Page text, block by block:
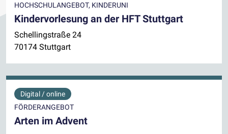
HOCHSCHULANGEBOT, KINDERUNI
Kindervorlesung an der HFT Stuttgart
Schellingstraße 24
70174 Stuttgart
Digital / online
FÖRDERANGEBOT
Arten im Advent